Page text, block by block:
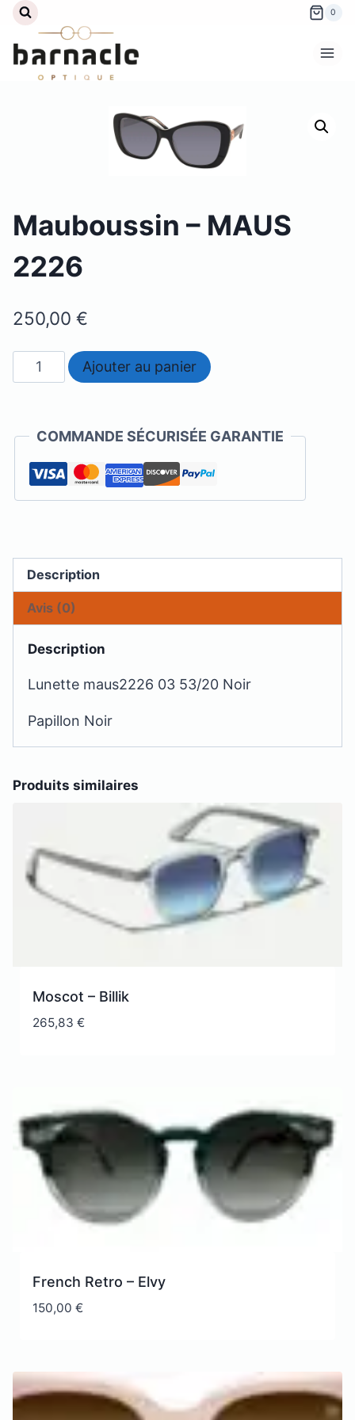
Aller
contenu
0
Mauboussin – MAUS
2226
250,00€
quantité
de
2226
Ajouter au panier
COMMANDE SÉCURISÉE GARANTIE
Description
Avis (0)
Description
Lunette maus2226 03 53/20 Noir
Papillon Noir
Produits similaires
Moscot – Billik
265,83€
French Retro – Elvy
150,00€